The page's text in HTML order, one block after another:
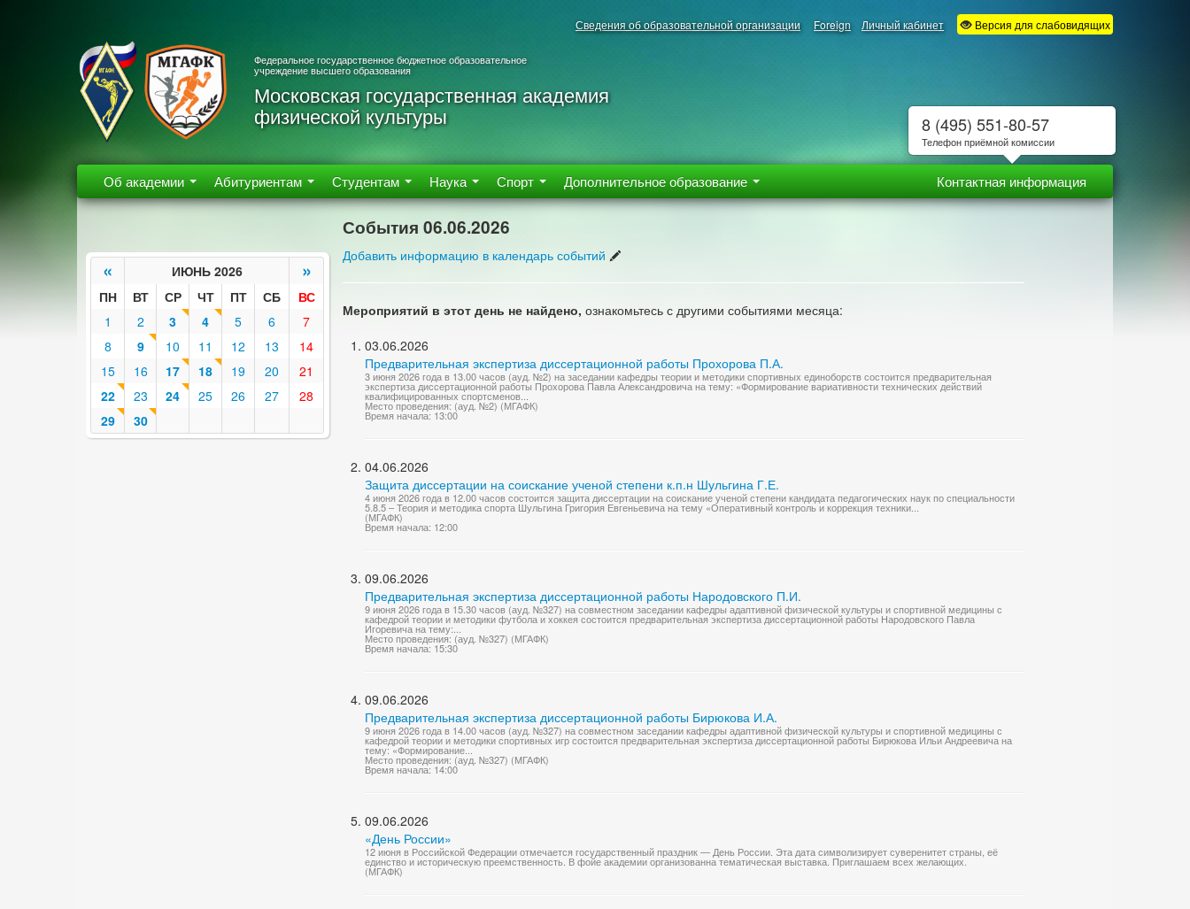
Сведения об образовательной организации Foreign Личный кабинет Версия для слабовидящих
Федеральное государственное бюджетное образовательное
учреждение высшего образования
Московская государственная академия
физической культуры
Об академии Абитуриентам Студентам Наука Спорт Дополнительное образование Контактная информация
« ИЮНЬ 2026 »
ПН ВТ СР ЧТ ПТ СБ
ВС
1
2 3 4 5 6
7
8
9 10 11 12 13
14
15
16 17 18 19 20
21
22
23 24 25 26 27
28
29
30
События 06.06.2026
Добавить информацию в календарь событий
Мероприятий в этот день не найдено, ознакомьтесь с другими событиями месяца:
03.06.2026
Предварительная экспертиза диссертационной работы Прохорова П.А.
3 июня 2026 года в 13.00 часов (ауд. №2) на заседании кафедры теории и методики спортивных единоборств состоится предварительная
экспертиза диссертационной работы Прохорова Павла Александровича на тему: «Формирование вариативности технических действий
квалифицированных спортсменов...
Место проведения: (ауд. №2) (МГАФК)
Время начала: 13:00
04.06.2026
Защита диссертации на соискание ученой степени к.п.н Шульгина Г.Е.
4 июня 2026 года в 12.00 часов состоится защита диссертации на соискание ученой степени кандидата педагогических наук по специальности
5.8.5 – Теория и методика спорта Шульгина Григория Евгеньевича на тему «Оперативный контроль и коррекция техники...
(МГАФК)
Время начала: 12:00
09.06.2026
Предварительная экспертиза диссертационной работы Народовского П.И.
9 июня 2026 года в 15.30 часов (ауд. №327) на совместном заседании кафедры адаптивной физической культуры и спортивной медицины с
кафедрой теории и методики футбола и хоккея состоится предварительная экспертиза диссертационной работы Народовского Павла
Игоревича на тему:...
Место проведения: (ауд. №327) (МГАФК)
Время начала: 15:30
09.06.2026
Предварительная экспертиза диссертационной работы Бирюкова И.А.
9 июня 2026 года в 14.00 часов (ауд. №327) на совместном заседании кафедры адаптивной физической культуры и спортивной медицины с
кафедрой теории и методики спортивных игр состоится предварительная экспертиза диссертационной работы Бирюкова Ильи Андреевича на
тему: «Формирование...
Место проведения: (ауд. №327) (МГАФК)
Время начала: 14:00
09.06.2026
«День России»
12 июня в Российской Федерации отмечается государственный праздник — День России. Эта дата символизирует суверенитет страны, её
единство и историческую преемственность. В фойе академии организованна тематическая выставка. Приглашаем всех желающих.
(МГАФК)
8 (495) 551-80-57
Телефон приёмной комиссии